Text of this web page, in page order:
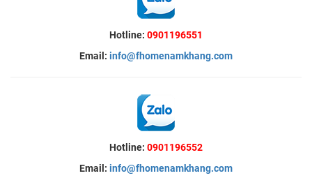
Hotline: 0901196551
Email: info@fhomenamkhang.com
Hotline: 0901196552
Email: info@fhomenamkhang.com